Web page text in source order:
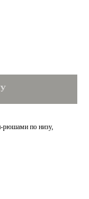
рюшами по низу,